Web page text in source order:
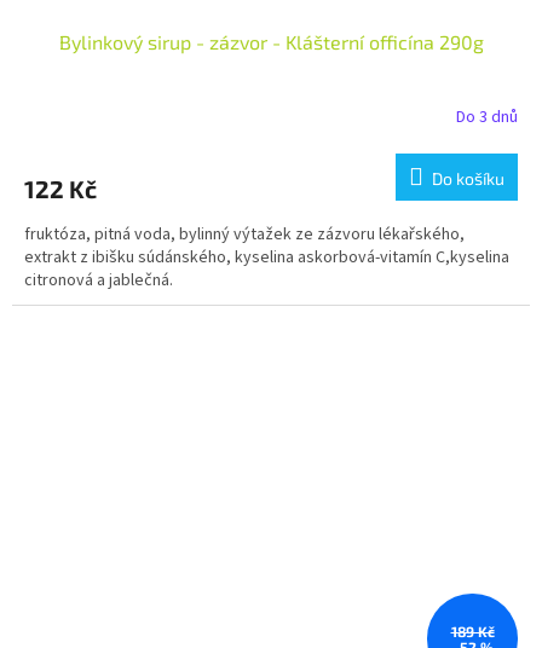
Bylinkový sirup - zázvor - Klášterní officína 290g
Do 3 dnů
122 Kč Do košíku
fruktóza, pitná voda, bylinný výtažek ze zázvoru lékařského,
extrakt z ibišku súdánského, kyselina askorbová-vitamín C,kyselina
citronová a jablečná.
189 Kč